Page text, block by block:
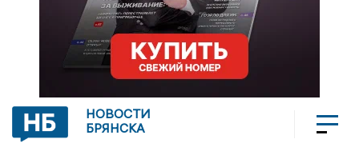
НОВОСТИ
БРЯНСКА